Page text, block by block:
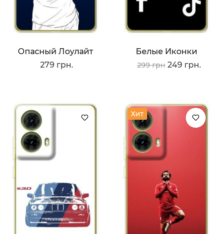
Опасный Лоулайт
279 грн.
Белые Иконки
299 грн 249 грн.
Хит